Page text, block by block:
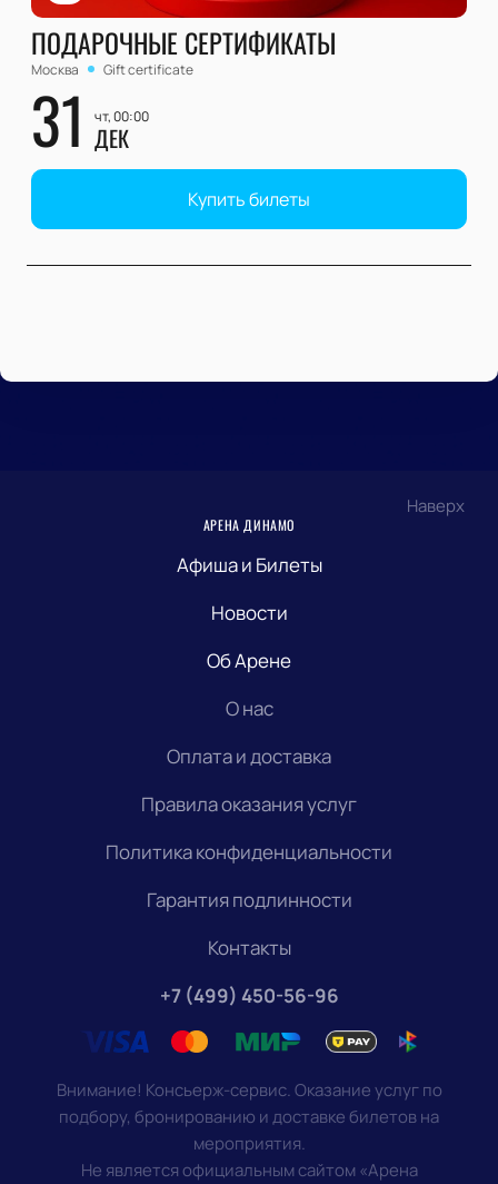
ПОДАРОЧНЫЕ СЕРТИФИКАТЫ
Москва Gift certificate
31 чт, 00:00
ДЕК
Купить билеты
Наверх
АРЕНА ДИНАМО
Афиша и Билеты
Новости
Об Арене
О нас
Оплата и доставка
Правила оказания услуг
Политика конфиденциальности
Гарантия подлинности
Контакты
+7 (499) 450-56-96
Внимание! Консьерж-сервис. Оказание услуг по
подбору, бронированию и доставке билетов на
мероприятия.
Не является официальным сайтом «Арена